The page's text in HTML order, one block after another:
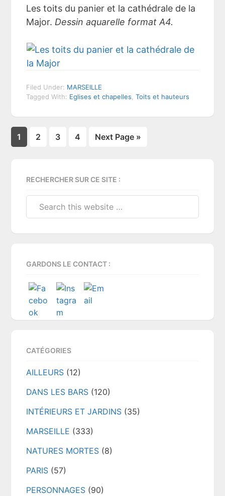
Les toits du panier et la cathédrale de la
Major. Dessin aquarelle format A4.
Filed Under: MARSEILLE
Tagged With: Eglises et chapelles ,Toits et hauteurs
Page
1 Page
2 Page
3 Page
4 Next Page »
Sidebar
RECHERCHER SUR CE SITE :
GARDONS LE CONTACT :
CATÉGORIES
AILLEURS (12)
DANS LES BARS (120)
INTÉRIEURS ET JARDINS (35)
MARSEILLE (333)
NATURES MORTES (8)
PARIS (57)
PERSONNAGES (90)